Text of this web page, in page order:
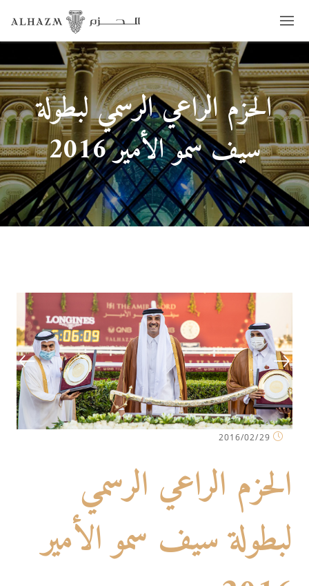
الحزم الراعي الرسمي لبطولة
سيف سمو الأمير 2016
2016/02/29
الحزم الراعي الرسمي
لبطولة سيف سمو الأمير